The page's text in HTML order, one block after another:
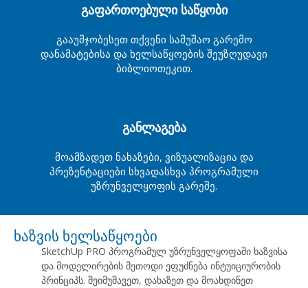
გაფართოებული საწყობი
გააუმჯობესეთ თქვენი სამუშაო გარემო
დანამატებისა და ხელსაწყოების შეუზღუდავი
ბიბლიოთეკით.
განლაგება
მოამზადეთ ნახაზები, ვიზუალიზაცია და
პრეზენტაციები სხვადასხვა პროგრამული
უზრუნველყოფის გარეშე.
ხაზვის ხელსაწყოები
SketchUp PRO პროგრამულ უზრუნველყოფაში ხაზვისა
და მოდელირების მეთოდი ეფუძნება ინტუიციურობის
პრინციპს. შეიმუშავეთ, დახაზეთ და მოახდინეთ